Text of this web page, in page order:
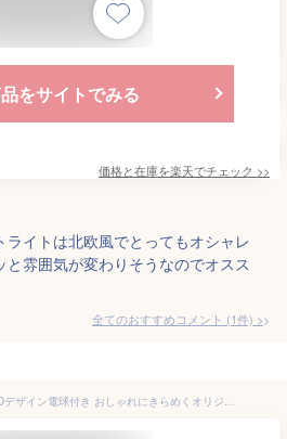
をサイトでみる
価格と在庫を楽天でチェック >>
ライトは北欧風でとってもオシャレ
と雰囲気が変わりそうなのでオスス
全てのおすすめコメント (1件) >
ペンダントライト IIng 3Dデザイン電球付き おしゃれにきらめくオリジナル透明ランプシェード 裸電球 電球色 昼白色 30W−100W相当 揺らめく波模様 ストライプ模様 縞模様 1灯 2灯 3灯 4灯 5灯 凹凸 凸凹 独自の形 綺麗な 美しい 素敵な きらきら きらめき LED照明器具